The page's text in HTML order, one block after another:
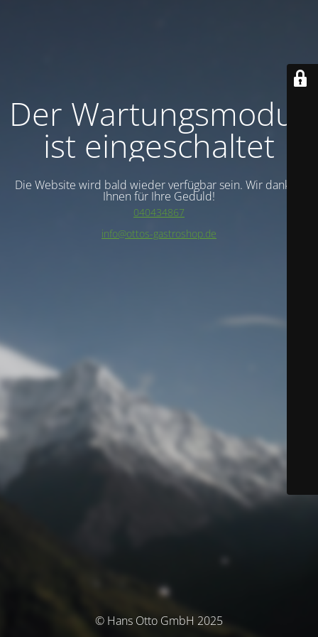
Der Wartungsmodus
ist eingeschaltet
Die Website wird bald wieder verfügbar sein. Wir danken
Ihnen für Ihre Geduld!
040434867
info@ottos-gastroshop.de
© Hans Otto GmbH 2025